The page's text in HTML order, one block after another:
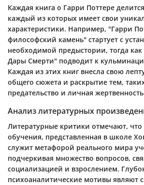
Каждая книга о Гарри Поттере
каждый из которых имеет свои
характеристики. Например, "Гарри
философский камень" стартует с
необходимой предыстории, тогда
Дары Смерти" подводит к
Каждая из этих книг внесла свою
общего сюжета и раскрытие тем,
предательство и личная
Анализ литературных
Литературные критики отмечают,
обучения, представленная в школе
служит метафорой реального мира
подчеркивая множество вопросов,
социализацией и взрослением.
психоаналитические мотивы являют